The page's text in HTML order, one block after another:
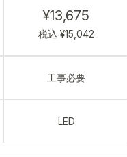
¥13,675
税込 ¥15,042
工事必要
LED